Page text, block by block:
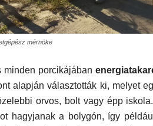
mérnöke
minden porcikájában
alapján választották ki, melyet
orvos, bolt vagy épp
ot hagyjanak a bolygón, így